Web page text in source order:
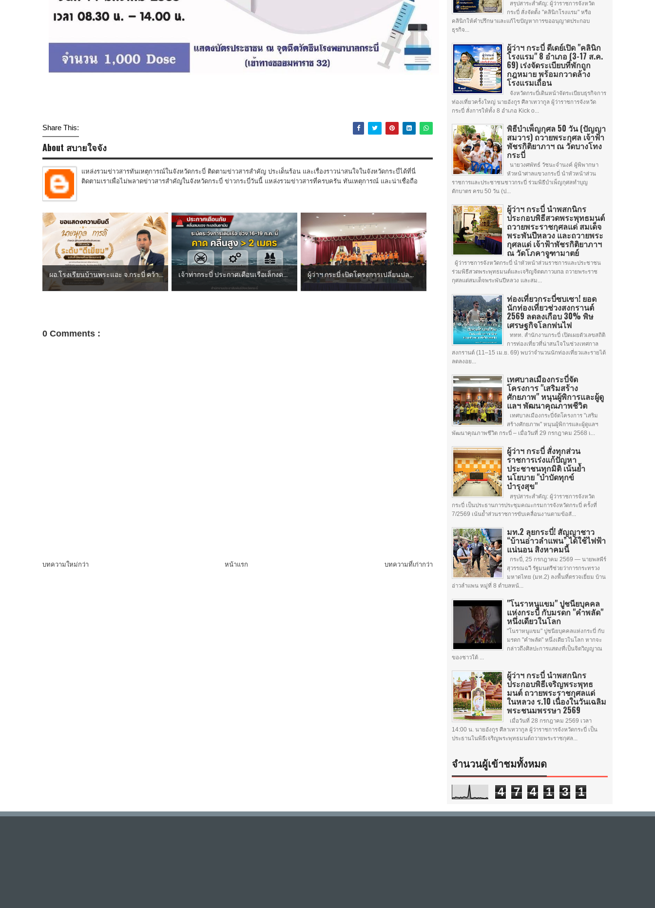
Share This:
About สบายใจจัง
แหล่งรวมข่าวสารทันเหตุการณ์ในจังหวัดกระบี่ ติดตามข่าวสารสำคัญ ประเด็นร้อน และเรื่องราวน่าสนใจในจังหวัดกระบี่ได้ที่นี่
ติดตามเราเพื่อไม่พลาดข่าวสารสำคัญในจังหวัดกระบี่ ข่าวกระบี่วันนี้ แหล่งรวมข่าวสารที่ครบครัน ทันเหตุการณ์ และน่าเชื่อถือ
ผอ.โรงเรียนบ้านพระแอะ จ.กระบี่ คว้า... เจ้าท่ากระบี่ ประกาศเตือนเรือเล็กงด... ผู้ว่าฯ กระบี่ เปิดโครงการเปลี่ยนปล...
0 Comments :
บทความใหม่กว่า บทความที่เก่ากว่า
หน้าแรก
สรุปสาระสำคัญ: ผู้ว่าราชการจังหวัด
กระบี่ สั่งจัดตั้ง "คลินิกโรงแรม" หรือ
คลินิกให้คำปรึกษาและแก้ไขปัญหาการขออนุญาตประกอบ
ธุรกิจ...
ผู้ว่าฯ กระบี่ ดีเดย์เปิด "คลินิก
โรงแรม" 8 อำเภอ (3-17 ส.ค.
69) เร่งจัดระเบียบที่พักถูก
กฎหมาย พร้อมกวาดล้าง
โรงแรมเถื่อน
จังหวัดกระบี่เดินหน้าจัดระเบียบธุรกิจการ
ท่องเที่ยวครั้งใหญ่ นายอังกูร ศีลาเทวากูล ผู้ว่าราชการจังหวัด
กระบี่ สั่งการให้ทั้ง 8 อำเภอ Kick o...
พิธีบำเพ็ญกุศล 50 วัน (ปัญญา
สมวาร) ถวายพระกุศล เจ้าฟ้า
พัชรกิติยาภาฯ ณ วัดบางโทง
กระบี่
นายวงศพัทธ์ วัชนะจำนงค์ ผู้พิพากษา
หัวหน้าศาลแขวงกระบี่ นำหัวหน้าส่วน
ราชการและประชาชนชาวกระบี่ ร่วมพิธีบำเพ็ญกุศลทำบุญ
ตักบาตร ครบ 50 วัน (ป...
ผู้ว่าฯ กระบี่ นำพสกนิกร
ประกอบพิธีสวดพระพุทธมนต์
ถวายพระราชกุศลแด่ สมเด็จ
พระพันปีหลวง และถวายพระ
กุศลแด่ เจ้าฟ้าพัชรกิติยาภาฯ
ณ วัดโภคาจูฑามาตย์
ผู้ว่าราชการจังหวัดกระบี่ นำหัวหน้าส่วนราชการและประชาชน
ร่วมพิธีสวดพระพุทธมนต์และเจริญจิตตภาวuna ถวายพระราช
กุศลแด่สมเด็จพระพันปีหลวง และสม...
ท่องเที่ยวกระบี่ซบเซา! ยอด
นักท่องเที่ยวช่วงสงกรานต์
2569 ลดลงเกือบ 30% พิษ
เศรษฐกิจโลกพ่นไฟ
ททท. สำนักงานกระบี่ เปิดเผยตัวเลขสถิติ
การท่องเที่ยวที่น่าสนใจในช่วงเทศกาล
สงกรานต์ (11–15 เม.ย. 69) พบว่าจำนวนนักท่องเที่ยวและรายได้
ลดลงอย...
เทศบาลเมืองกระบี่จัด
โครงการ "เสริมสร้าง
ศักยภาพ" หนุนผู้พิการและผู้ดู
แลฯ พัฒนาคุณภาพชีวิต
เทศบาลเมืองกระบี่จัดโครงการ "เสริม
สร้างศักยภาพ" หนุนผู้พิการและผู้ดูแลฯ
พัฒนาคุณภาพชีวิต กระบี่ – เมื่อวันที่ 29 กรกฎาคม 2568 เ...
ผู้ว่าฯ กระบี่ สั่งทุกส่วน
ราชการเร่งแก้ปัญหา
ประชาชนทุกมิติ เน้นย้ำ
นโยบาย "บำบัดทุกข์
บำรุงสุข"
สรุปสาระสำคัญ: ผู้ว่าราชการจังหวัด
กระบี่ เป็นประธานการประชุมคณะกรมการจังหวัดกระบี่ ครั้งที่
7/2569 เน้นย้ำส่วนราชการขับเคลื่อนงานตามข้อสั...
มท.2 ลุยกระบี่! สัญญาชาว
“บ้านอ่าวลำแพน” ได้ใช้ไฟฟ้า
แน่นอน สิงหาคมนี้
กระบี่, 25 กรกฎาคม 2569 — นายพลพีร์
สุวรรณฉวี รัฐมนตรีช่วยว่าการกระทรวง
มหาดไทย (มท.2) ลงพื้นที่ตรวจเยี่ยม บ้าน
อ่าวลำแพน หมู่ที่ 8 ตำบลหน้...
"โนราหนูแขม" ปูชนียบุคคล
แห่งกระบี่ กับมรดก "คำพลัด"
หนึ่งเดียวในโลก
"โนราหนูแขม" ปูชนียบุคคลแห่งกระบี่ กับ
มรดก "คำพลัด" หนึ่งเดียวในโลก หากจะ
กล่าวถึงศิลปะการแสดงที่เป็นจิตวิญญาณ
ของชาวใต้ ...
ผู้ว่าฯ กระบี่ นำพสกนิกร
ประกอบพิธีเจริญพระพุทธ
มนต์ ถวายพระราชกุศลแด่
ในหลวง ร.10 เนื่องในวันเฉลิม
พระชนมพรรษา 2569
เมื่อวันที่ 28 กรกฎาคม 2569 เวลา
14:00 น. นายอังกูร ศีลาเทวากูล ผู้ว่าราชการจังหวัดกระบี่ เป็น
ประธานในพิธีเจริญพระพุทธมนต์ถวายพระราชกุศล...
จำนวนผู้เข้าชมทั้งหมด
4 7 4 1 3 1